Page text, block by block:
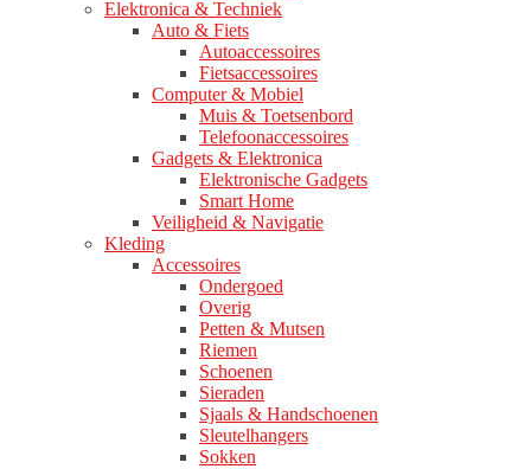
Elektronica & Techniek
Auto & Fiets
Autoaccessoires
Fietsaccessoires
Computer & Mobiel
Muis & Toetsenbord
Telefoonaccessoires
Gadgets & Elektronica
Elektronische Gadgets
Smart Home
Veiligheid & Navigatie
Kleding
Accessoires
Ondergoed
Overig
Petten & Mutsen
Riemen
Schoenen
Sieraden
Sjaals & Handschoenen
Sleutelhangers
Sokken